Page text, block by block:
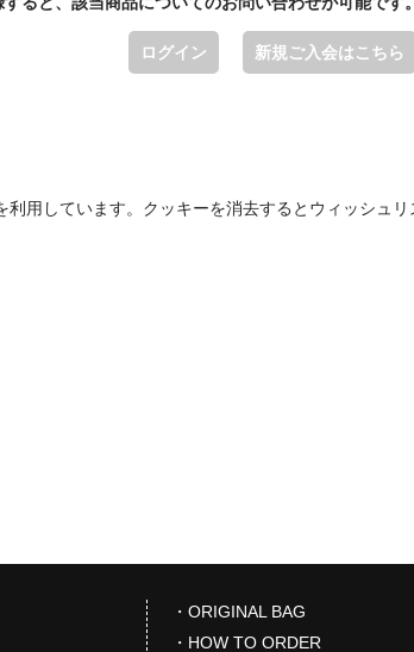
ログイン 新規ご入会はこちら
用しています。クッキーを消去するとウィッシュリ
・ORIGINAL BAG
・HOW TO ORDER